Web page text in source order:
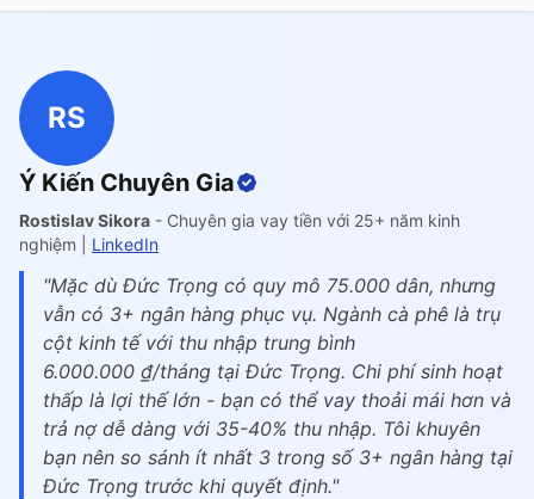
RS
Ý Kiến Chuyên Gia
Rostislav Sikora - Chuyên gia vay tiền với 25+ năm kinh
nghiệm | LinkedIn
"Mặc dù Đức Trọng có quy mô 75.000 dân, nhưng
vẫn có 3+ ngân hàng phục vụ. Ngành cà phê là trụ
cột kinh tế với thu nhập trung bình
6.000.000 ₫/tháng tại Đức Trọng. Chi phí sinh hoạt
thấp là lợi thế lớn - bạn có thể vay thoải mái hơn và
trả nợ dễ dàng với 35-40% thu nhập. Tôi khuyên
bạn nên so sánh ít nhất 3 trong số 3+ ngân hàng tại
Đức Trọng trước khi quyết định."